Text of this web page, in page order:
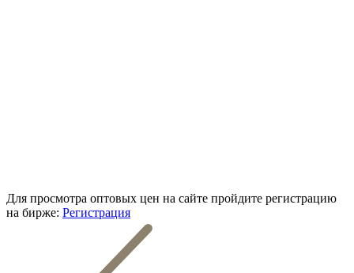
Для просмотра оптовых цен на сайте пройдите регистрацию
на бирже: Регистрация